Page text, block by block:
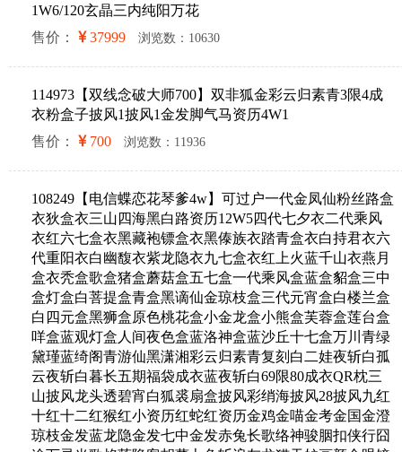
1W6/120玄晶三内纯阳万花
售价：
37999 浏览数：10630
114973【双线念破大师700】双非狐金彩云归素青3限4成
衣粉盒子披风1披风1金发脚气马资历4W1
售价：
700 浏览数：11936
108249【电信蝶恋花琴爹4w】可过户一代金凤仙粉丝路盒
衣狄盒衣三山四海黑白路资历12W5四代七夕衣二代乘风
衣红六七盒衣黑藏袍镖盒衣黑傣族衣踏青盒衣白持君衣六
代重阳衣白幽馥衣紫龙隐衣九七盒衣红上火蓝千山衣燕月
盒衣秃盒歌盒猪盒蘑菇盒五七盒一代乘风盒蓝盒貂盒三中
盒灯盒白菩提盒青盒黑谪仙金琼枝盒三代元宵盒白楼兰盒
白四元盒黑狮盒原色桃花盒小金龙盒小熊盒芙蓉盒莲台盒
咩盒蓝观灯盒人间夜色盒蓝洛神盒蓝沙丘十七盒万川青绿
黛瑾蓝绮阁青游仙黑潇湘彩云归素青复刻白二娃夜斩白孤
云夜斩白暮长五期福袋成衣蓝夜斩白69限80成衣QR枕三
山披风龙头透碧宵白狐裘扇盒披风彩绡海披风28披风九红
十红十二红猴红小资历红蛇红资历金鸡金喵金考金国金澄
琼枝金发蓝龙隐金发七中金发赤兔长歌络神骏胭扣侠行囧